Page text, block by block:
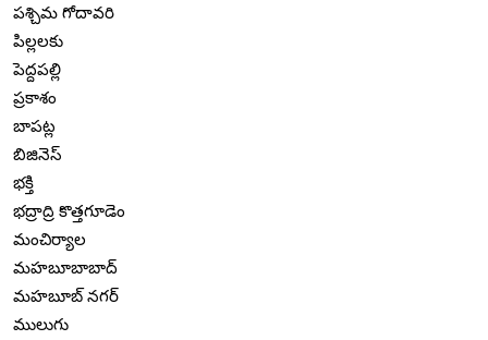
పశ్చిమ గోదావరి
పిల్లలకు
పెద్దపల్లి
ప్రకాశం
బాపట్ల
బిజినెస్
భక్తి
భద్రాద్రి కొత్తగూడెం
మంచిర్యాల
మహబూబాబాద్
మహబూబ్ నగర్
ములుగు